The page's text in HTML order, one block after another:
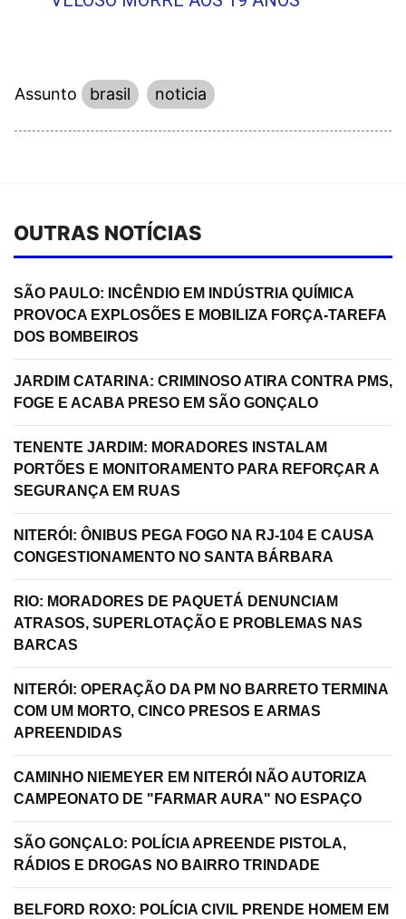
Assunto brasil noticia
OUTRAS NOTÍCIAS
SÃO PAULO: INCÊNDIO EM INDÚSTRIA QUÍMICA
PROVOCA EXPLOSÕES E MOBILIZA FORÇA-TAREFA
DOS BOMBEIROS
JARDIM CATARINA: CRIMINOSO ATIRA CONTRA PMS,
FOGE E ACABA PRESO EM SÃO GONÇALO
TENENTE JARDIM: MORADORES INSTALAM
PORTÕES E MONITORAMENTO PARA REFORÇAR A
SEGURANÇA EM RUAS
NITERÓI: ÔNIBUS PEGA FOGO NA RJ-104 E CAUSA
CONGESTIONAMENTO NO SANTA BÁRBARA
RIO: MORADORES DE PAQUETÁ DENUNCIAM
ATRASOS, SUPERLOTAÇÃO E PROBLEMAS NAS
BARCAS
NITERÓI: OPERAÇÃO DA PM NO BARRETO TERMINA
COM UM MORTO, CINCO PRESOS E ARMAS
APREENDIDAS
CAMINHO NIEMEYER EM NITERÓI NÃO AUTORIZA
CAMPEONATO DE "FARMAR AURA" NO ESPAÇO
SÃO GONÇALO: POLÍCIA APREENDE PISTOLA,
RÁDIOS E DROGAS NO BAIRRO TRINDADE
BELFORD ROXO: POLÍCIA CIVIL PRENDE HOMEM EM